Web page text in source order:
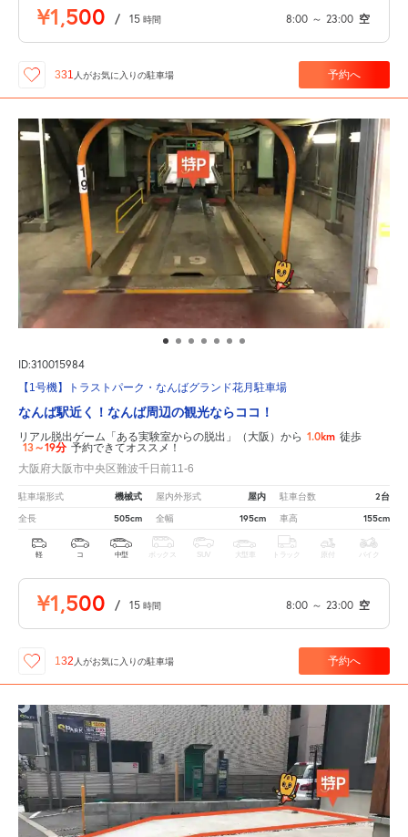
¥1,500 / 15 時間 8:00 ～ 23:00 空
331 人がお気に入りの駐車場 予約へ
ID:310015984
【1号機】トラストパーク・なんばグランド花月駐車場
なんば駅近く！なんば周辺の観光ならココ！
リアル脱出ゲーム「ある実験室からの脱出」（大阪）から 1.0km 徒歩
13～19分 予約できてオススメ！
大阪府大阪市中央区難波千日前11-6
駐車場形式 機械式 屋内外形式 屋内 駐車台数 2台
全長 505cm 全幅 195cm 車高 155cm
軽 コ 中型 ボックス SUV 大型車 トラック 原付 バイク
¥1,500 / 15 時間 8:00 ～ 23:00 空
132 人がお気に入りの駐車場 予約へ